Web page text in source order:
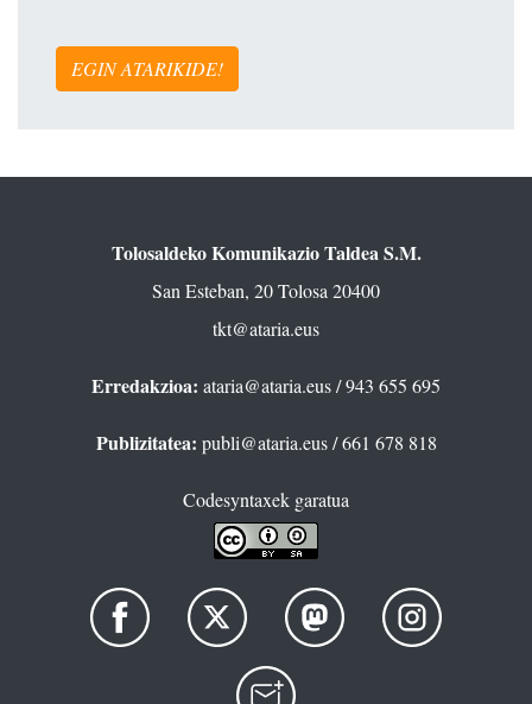
EGIN ATARIKIDE!
Tolosaldeko Komunikazio Taldea S.M.
San Esteban, 20 Tolosa 20400
tkt@ataria.eus
Erredakzioa: ataria@ataria.eus/ 943 655 695
Publizitatea: publi@ataria.eus/ 661 678 818
Codesyntaxek garatua